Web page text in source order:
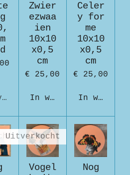
Zwier
ezwaa
ien
10x10
x0,5
cm
€ 25,00
In winkelwagen
Celer
y for
me
10x10
x0,5
cm
€ 25,00
In
Uitverkocht
Vogel
Nog